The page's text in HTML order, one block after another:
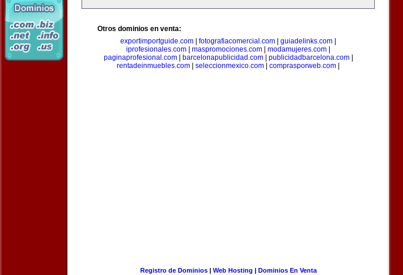
Otros dominios en venta:
exportimportguide.com
fotografiacomercial.com guiadelinks.com
iprofesionales.com
maspromociones.com modamujeres.com
paginaprofesional.com| barcelonapublicidad.com| publicidadbarcelona.com|
rentadeinmuebles.com
seleccionmexico.com comprasporweb.com
Registro de Dominios| Web Hosting | Dominios En Venta